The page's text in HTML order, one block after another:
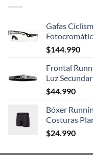
Gafas
$144.990
Frontal
Luz
$44.990
Bóxer
Costuras
$24.990